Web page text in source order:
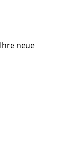
neue